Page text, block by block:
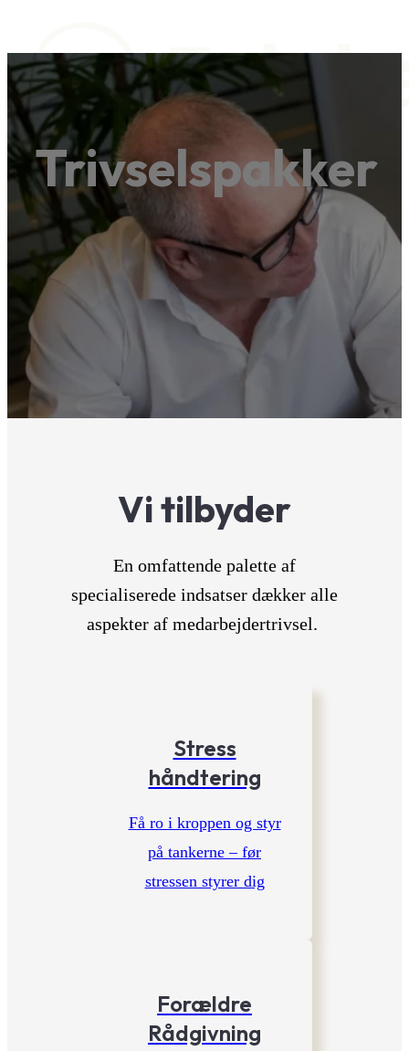
Trivselspakker
HR Services
Viden og Inspiration
Trivselspakker
Viden og Inspiration
Trivselspakker
Vi tilbyder
En omfattende palette af
specialiserede indsatser dækker alle
aspekter af medarbejdertrivsel.
Stress
håndtering
Få ro i kroppen og styr
på tankerne – før
stressen styrer dig
Forældre
Rådgivning